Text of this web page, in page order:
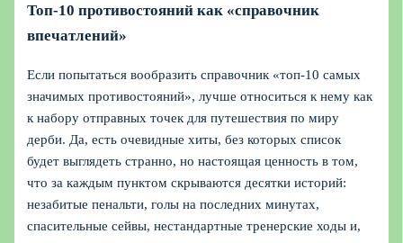
Топ-10 противостояний как «справочник
впечатлений»
Если попытаться вообразить справочник «топ-10 самых
значимых противостояний», лучше относиться к нему как
к набору отправных точек для путешествия по миру
дерби. Да, есть очевидные хиты, без которых список
будет выглядеть странно, но настоящая ценность в том,
что за каждым пунктом скрываются десятки историй:
незабитые пенальти, голы на последних минутах,
спасительные сейвы, нестандартные тренерские ходы и,